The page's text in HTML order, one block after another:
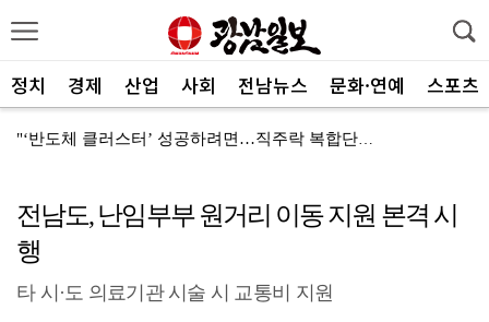
정치 경제 산업 사회 전남뉴스 문화·연예 스포츠
"‘반도체 클러스터’ 성공하려면…직주락 복합단지 구축"
반도체 산단 속도…광주 민간공항 무안이전도 빨라질 듯
"광주 5개 자치구 기능·권한 확대해야 불균형 해소"
폭염에 멈춘 무안공항 참사 재수색 10일 재개
전남도, 난임부부 원거리 이동 지원 본격 시
행
타 시·도 의료기관 시술 시 교통비 지원